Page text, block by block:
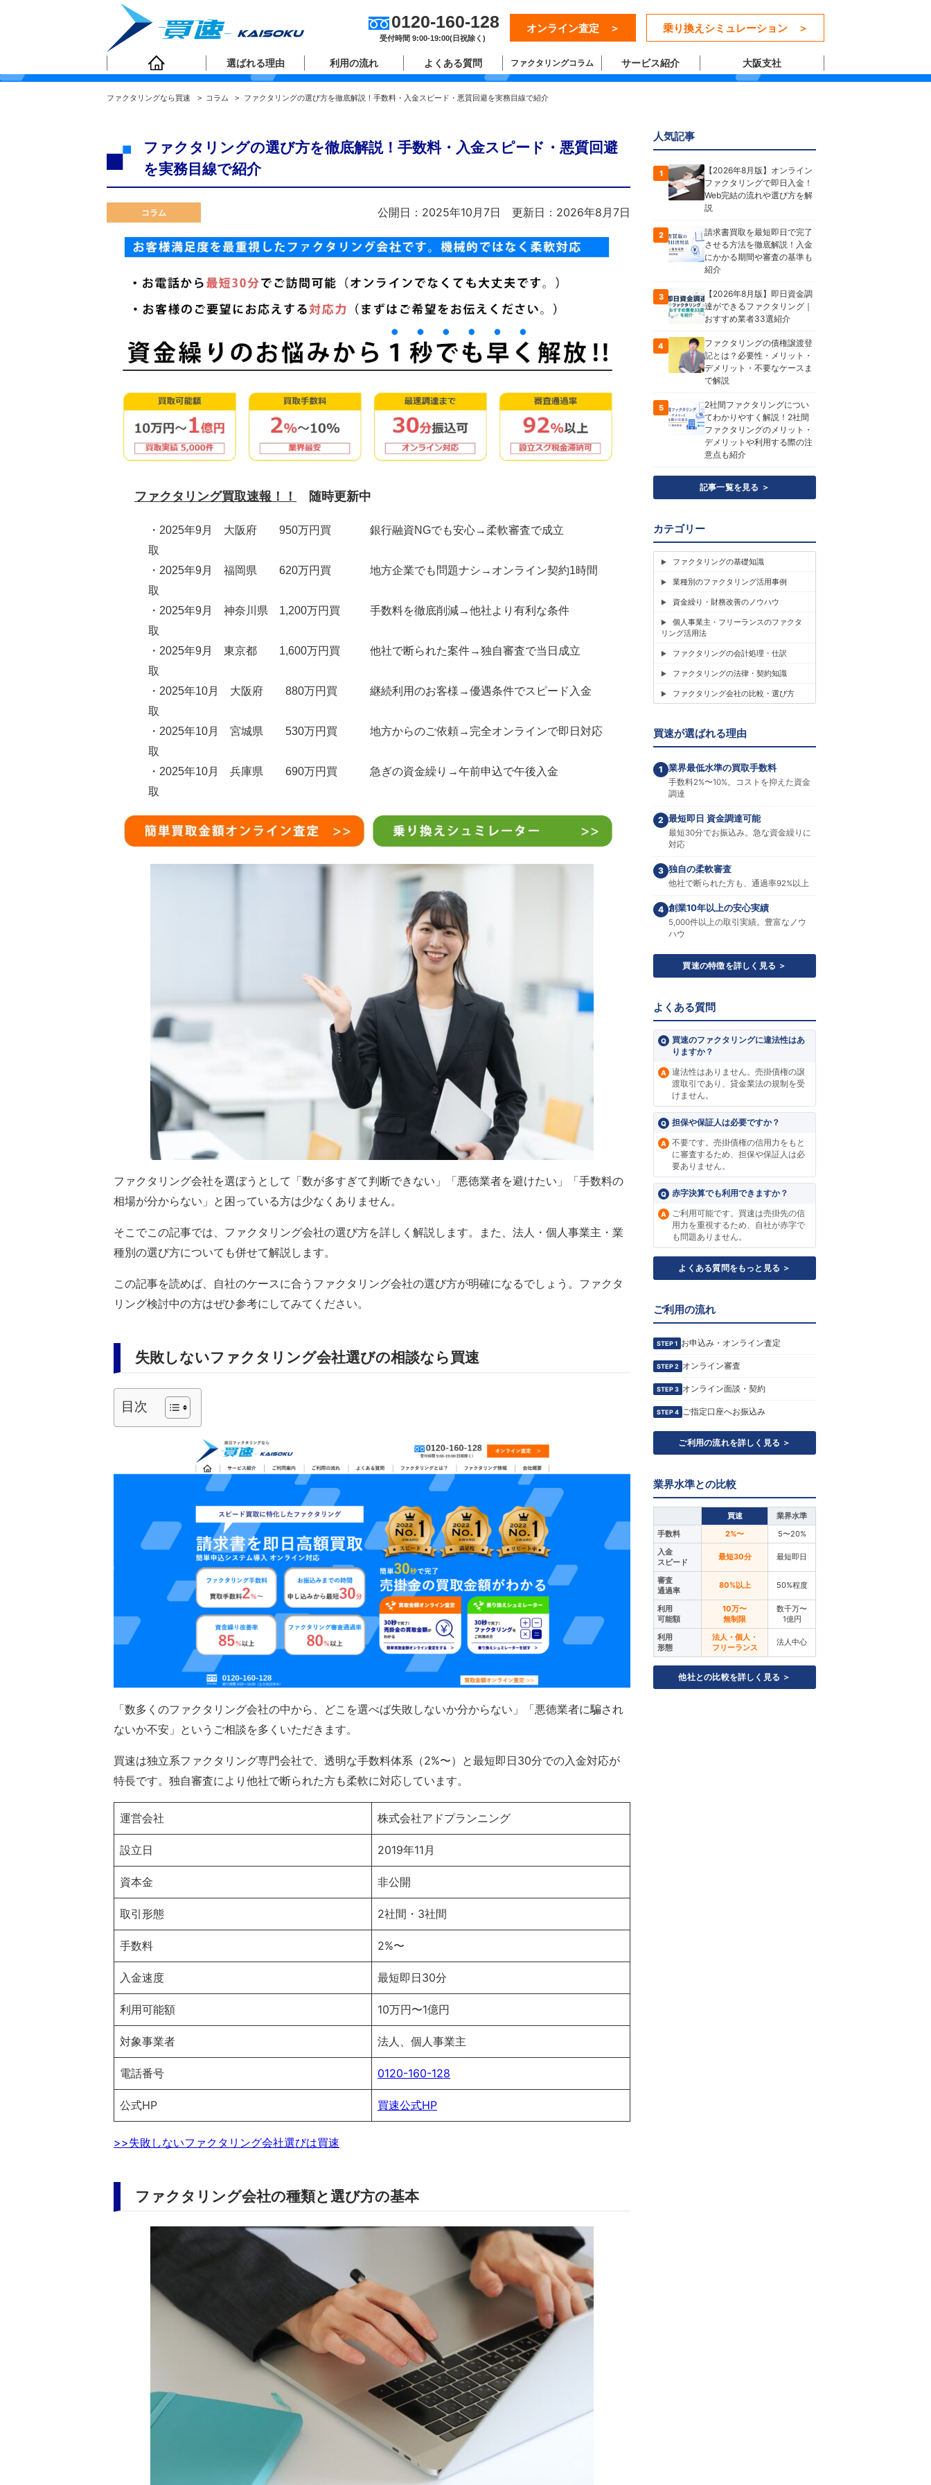
0120-160-128
受付時間 9:00-19:00(日祝除く)
オンライン査定 ＞ 乗り換えシミュレーション ＞
選ばれる理由 利用の流れ よくある質問 ファクタリングコラム サービス紹介 大阪支社
ファクタリングコラム
ファクタリングなら買速 > コラム > ファクタリングの選び方を徹底解説！手数料・入金スピード・悪質回避を実務目線で紹介
ファクタリングの選び方を徹底解説！手数料・入金スピード・悪質回避
を実務目線で紹介
コラム 公開日：2025年10月7日 更新日：2026年8月7日
ファクタリング買取速報！！ 随時更新中
・2025年9月 大阪府 950万円買
取
銀行融資NGでも安心→柔軟審査で成立
・2025年9月 福岡県 620万円買
取
地方企業でも問題ナシ→オンライン契約1時間
・2025年9月 神奈川県 1,200万円買
取
手数料を徹底削減→他社より有利な条件
・2025年9月 東京都 1,600万円買
取
他社で断られた案件→独自審査で当日成立
・2025年10月 大阪府 880万円買
取
継続利用のお客様→優遇条件でスピード入金
・2025年10月 宮城県 530万円買
取
地方からのご依頼→完全オンラインで即日対応
・2025年10月 兵庫県 690万円買
取
急ぎの資金繰り→午前申込で午後入金
ファクタリング会社を選ぼうとして「数が多すぎて判断できない」「悪徳業者を避けたい」「手数料の
相場が分からない」と困っている方は少なくありません。
そこでこの記事では、ファクタリング会社の選び方を詳しく解説します。また、法人・個人事業主・業
種別の選び方についても併せて解説します。
この記事を読めば、自社のケースに合うファクタリング会社の選び方が明確になるでしょう。ファクタ
リング検討中の方はぜひ参考にしてみてください。
失敗しないファクタリング会社選びの相談なら買速
目次
「数多くのファクタリング会社の中から、どこを選べば失敗しないか分からない」「悪徳業者に騙され
ないか不安」というご相談を多くいただきます。
買速は独立系ファクタリング専門会社で、透明な手数料体系（2%〜）と最短即日30分での入金対応が
特長です。独自審査により他社で断られた方も柔軟に対応しています。
運営会社 株式会社アドプランニング
設立日 2019年11月
資本金 非公開
取引形態 2社間・3社間
手数料 2%〜
入金速度 最短即日30分
利用可能額 10万円〜1億円
対象事業者 法人、個人事業主
電話番号 0120-160-128
公式HP 買速公式HP
>>失敗しないファクタリング会社選びは買速
ファクタリング会社の種類と選び方の基本
人気記事
1
【2026年8月版】オンライン
ファクタリングで即日入金！
Web完結の流れや選び方を解
説
2
請求書買取を最短即日で完了
させる方法を徹底解説！入金
にかかる期間や審査の基準も
紹介
3
【2026年8月版】即日資金調
達ができるファクタリング｜
おすすめ業者33選紹介
4
ファクタリングの債権譲渡登
記とは？必要性・メリット・
デメリット・不要なケースま
で解説
5
2社間ファクタリングについ
てわかりやすく解説！2社間
ファクタリングのメリット・
デメリットや利用する際の注
意点も紹介
記事一覧を見る ＞
カテゴリー
ファクタリングの基礎知識
業種別のファクタリング活用事例
資金繰り・財務改善のノウハウ
個人事業主・フリーランスのファクタ
リング活用法
ファクタリングの会計処理・仕訳
ファクタリングの法律・契約知識
ファクタリング会社の比較・選び方
買速が選ばれる理由
1 業界最低水準の買取手数料
手数料2%〜10%。コストを抑えた資金
調達
2 最短即日 資金調達可能
最短30分でお振込み。急な資金繰りに
対応
3 独自の柔軟審査
他社で断られた方も、通過率92%以上
4 創業10年以上の安心実績
5,000件以上の取引実績。豊富なノウ
ハウ
買速の特徴を詳しく見る ＞
よくある質問
買速のファクタリングに違法性はあ
りますか？
違法性はありません。売掛債権の譲
渡取引であり、貸金業法の規制を受
けません。
担保や保証人は必要ですか？
不要です。売掛債権の信用力をもと
に審査するため、担保や保証人は必
要ありません。
赤字決算でも利用できますか？
ご利用可能です。買速は売掛先の信
用力を重視するため、自社が赤字で
も問題ありません。
よくある質問をもっと見る ＞
ご利用の流れ
STEP 1 お申込み・オンライン査定
STEP 2 オンライン審査
STEP 3 オンライン面談・契約
STEP 4 ご指定口座へお振込み
ご利用の流れを詳しく見る ＞
業界水準との比較
買速
業界水準
手数料
2%〜
5〜20%
入金
スピード
最短30分 最短即日
審査
通過率
80%以上 50%程度
利用
可能額
10万〜
無制限
数千万〜
1億円
利用
形態
法人・個人・
フリーランス
法人中心
他社との比較を詳しく見る ＞